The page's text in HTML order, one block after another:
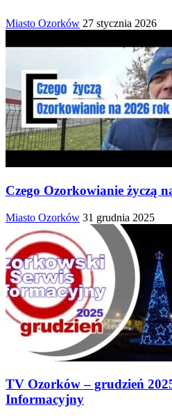
Miasto Ozorków 27 stycznia 2026
Czego Ozorkowianie życzą
Miasto Ozorków 31 grudnia 2025
TV Ozorków – grudzień
Informacyjny